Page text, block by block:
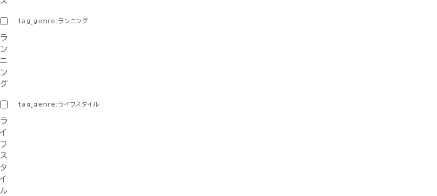
tag_genre:ランニング
ラ
ン
ニ
ン
グ
tag_genre:ライフスタイル
ラ
イ
フ
ス
タ
イ
ル